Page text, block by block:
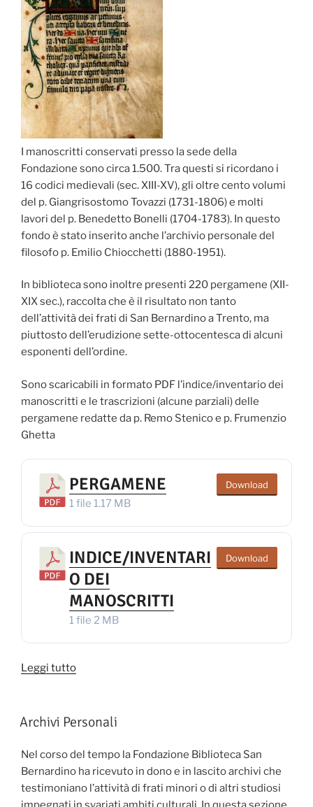
I manoscritti conservati presso la sede della
Fondazione sono circa 1.500. Tra questi si ricordano i
16 codici medievali (sec. XIII-XV), gli oltre cento volumi
del p. Giangrisostomo Tovazzi (1731-1806) e molti
lavori del p. Benedetto Bonelli (1704-1783). In questo
fondo è stato inserito anche l’archivio personale del
filosofo p. Emilio Chiocchetti (1880-1951).
In biblioteca sono inoltre presenti 220 pergamene (XII-
XIX sec.), raccolta che è il risultato non tanto
dell’attività dei frati di San Bernardino a Trento, ma
piuttosto dell’erudizione sette-ottocentesca di alcuni
esponenti dell’ordine.
Sono scaricabili in formato PDF l’indice/inventario dei
manoscritti e le trascrizioni (alcune parziali) delle
pergamene redatte da p. Remo Stenico e p. Frumenzio
Ghetta
PERGAMENE
1 file 1.17 MB
Download
INDICE/INVENTARI
O DEI
MANOSCRITTI
1 file 2 MB
Download
Leggi tutto“Manoscritti
Archivi Personali
Nel corso del tempo la Fondazione Biblioteca San
Bernardino ha ricevuto in dono e in lascito archivi che
testimoniano l’attività di frati minori o di altri studiosi